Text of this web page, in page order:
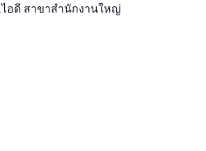
ไอดี สาขาสำนักงานใหญ่